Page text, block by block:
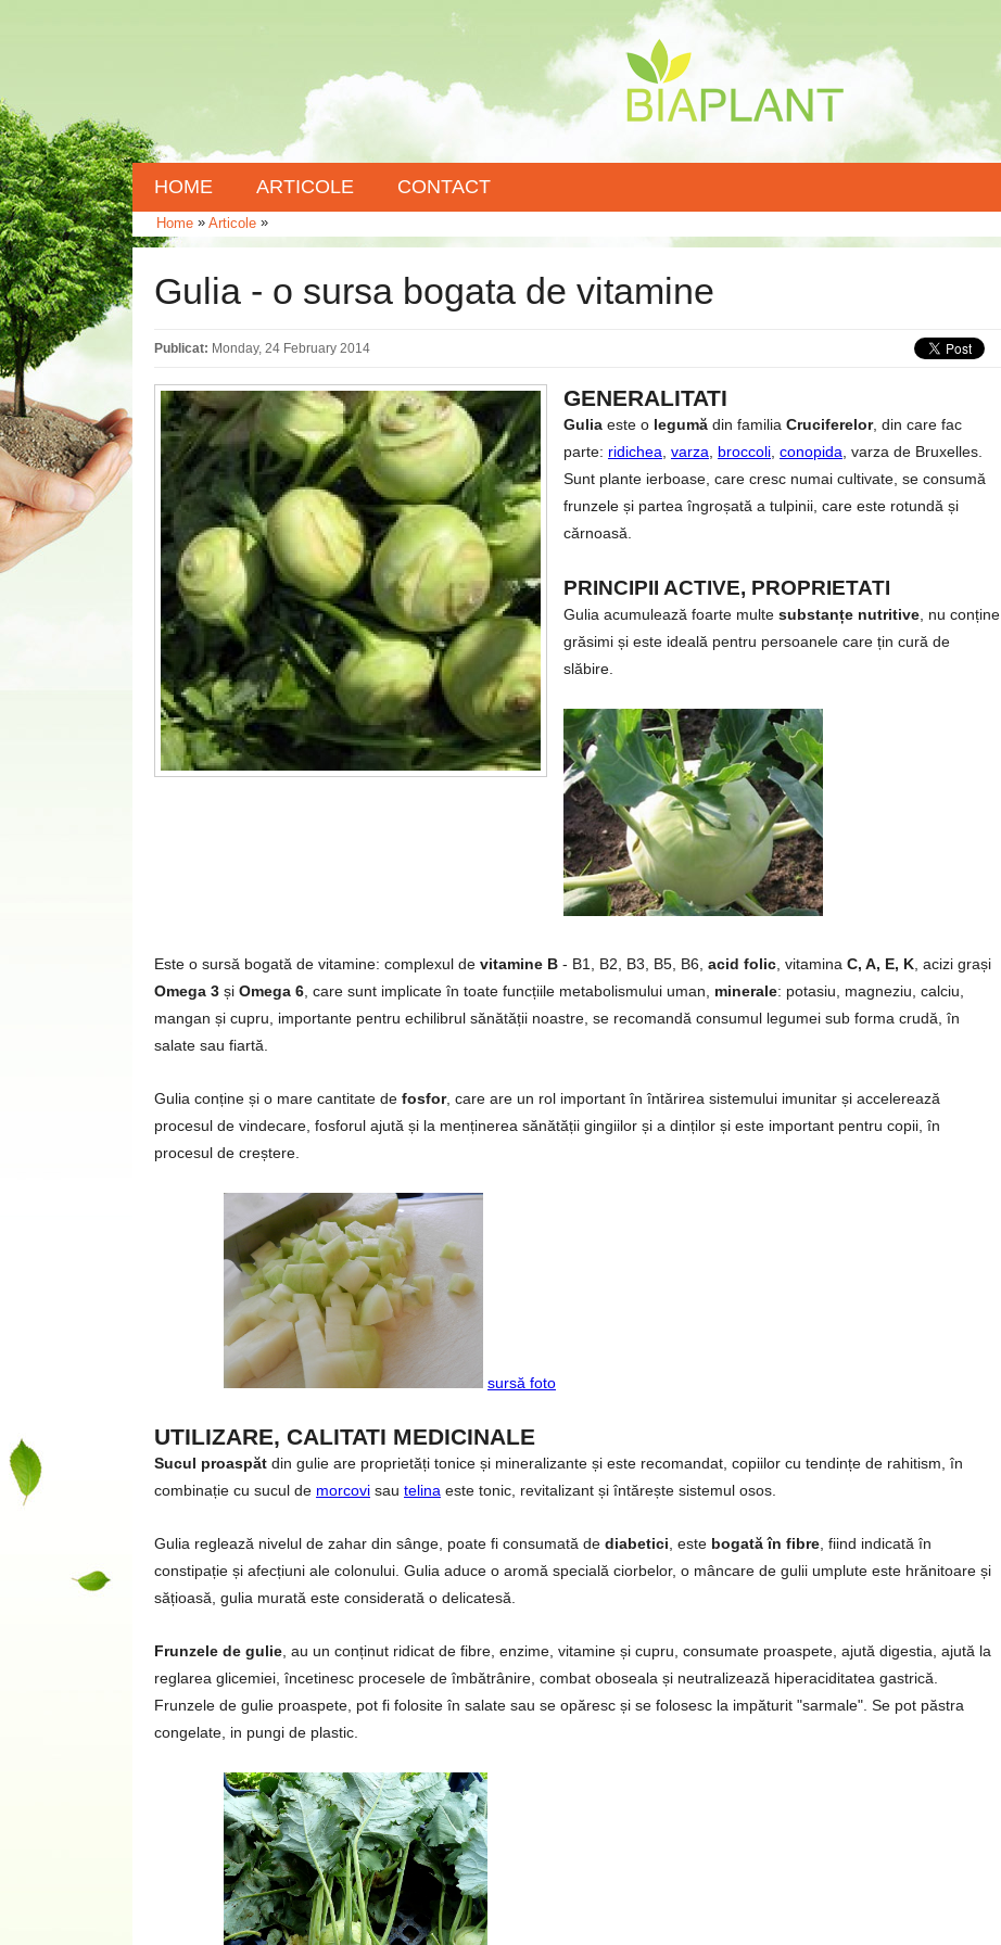
HOME ARTICOLE CONTACT
Home » Articole »
Gulia - o sursa bogata de vitamine
Publicat: Monday, 24 February 2014
GENERALITATI
Gulia este o legumă din familia Cruciferelor, din care fac
parte: ridichea varza broccoli conopida , varza de Bruxelles.
Sunt plante ierboase, care cresc numai cultivate, se consumă
frunzele și partea îngroșată a tulpinii, care este rotundă și
cărnoasă.
PRINCIPII ACTIVE, PROPRIETATI
Gulia acumulează foarte multe substanțe nutritive , nu conține
grăsimi și este ideală pentru persoanele care țin cură de
slăbire.
Este o sursă bogată de vitamine: complexul de vitamine B - B1, B2, B3, B5, B6, acid folic , vitamina C, A, E, K , acizi grași
Omega 3 și Omega 6 , care sunt implicate în toate funcțiile metabolismului uman, minerale: potasiu, magneziu, calciu,
mangan și cupru, importante pentru echilibrul sănătății noastre, se recomandă consumul legumei sub forma crudă, în
salate sau fiartă.
Gulia conține și o mare cantitate de fosfor, care are un rol important în întărirea sistemului imunitar și accelerează
procesul de vindecare, fosforul ajută și la menținerea sănătății gingiilor și a dinților și este important pentru copii, în
procesul de creștere.
sursă foto
UTILIZARE, CALITATI MEDICINALE
Sucul proaspăt din gulie are proprietăți tonice și mineralizante și este recomandat, copiilor cu tendințe de rahitism, în
combinație cu sucul de morcovi sau telina este tonic, revitalizant și întărește sistemul osos.
Gulia reglează nivelul de zahar din sânge, poate fi consumată de diabetici , este bogată în fibre , fiind indicată în
constipație și afecțiuni ale colonului. Gulia aduce o aromă specială ciorbelor, o mâncare de gulii umplute este hrănitoare și
sățioasă, gulia murată este considerată o delicatesă.
Frunzele de gulie , au un conținut ridicat de fibre, enzime, vitamine și cupru, consumate proaspete, ajută digestia, ajută la
reglarea glicemiei, încetinesc procesele de îmbătrânire, combat oboseala și neutralizează hiperaciditatea gastrică.
Frunzele de gulie proaspete, pot fi folosite în salate sau se opăresc și se folosesc la impăturit "sarmale". Se pot păstra
congelate, in pungi de plastic.